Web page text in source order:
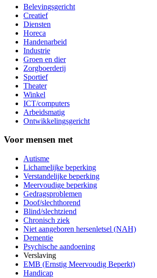
Belevingsgericht
Creatief
Diensten
Horeca
Handenarbeid
Industrie
Groen en dier
Zorgboerderij
Sportief
Theater
Winkel
ICT/computers
Arbeidsmatig
Ontwikkelingsgericht
Voor mensen met
Autisme
Lichamelijke beperking
Verstandelijke beperking
Meervoudige beperking
Gedragsproblemen
Doof/slechthorend
Blind/slechtziend
Chronisch ziek
Niet aangeboren hersenletsel (NAH)
Dementie
Psychische aandoening
Verslaving
EMB (Ernstig Meervoudig Beperkt)
Handicap